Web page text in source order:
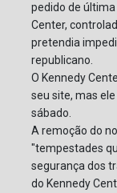
pedido de
Center,
pretendia
republicano.
O Kennedy
seu site, mas
sábado.
A remoção do
"tempestades
segurança dos
do Kennedy